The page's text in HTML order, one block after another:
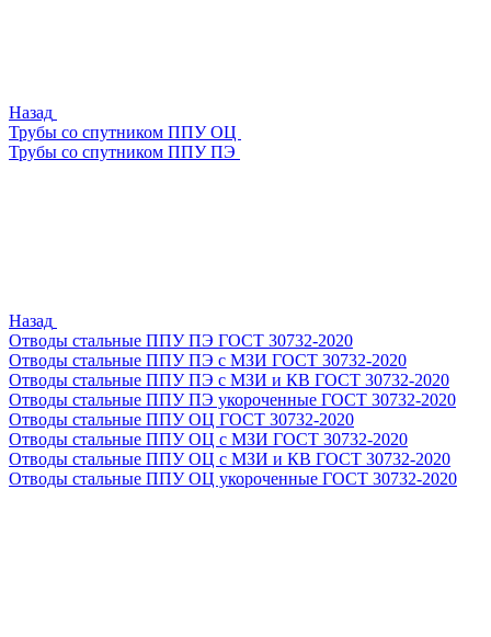
Назад
Трубы со спутником ППУ ОЦ
Трубы со спутником ППУ ПЭ
Назад
Отводы стальные ППУ ПЭ ГОСТ 30732-2020
Отводы стальные ППУ ПЭ с МЗИ ГОСТ 30732-2020
Отводы стальные ППУ ПЭ с МЗИ и КВ ГОСТ 30732-2020
Отводы стальные ППУ ПЭ укороченные ГОСТ 30732-2020
Отводы стальные ППУ ОЦ ГОСТ 30732-2020
Отводы стальные ППУ ОЦ с МЗИ ГОСТ 30732-2020
Отводы стальные ППУ ОЦ с МЗИ и КВ ГОСТ 30732-2020
Отводы стальные ППУ ОЦ укороченные ГОСТ 30732-2020